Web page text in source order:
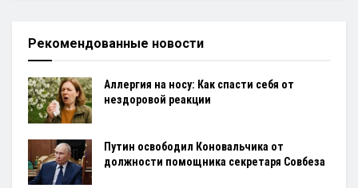
Рекомендованные новости
Аллергия на носу: Как спасти себя от
нездоровой реакции
Путин освободил Коновальчика от
должности помощника секретаря Совбеза